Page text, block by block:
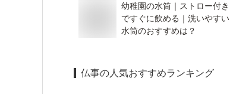
幼稚園の水筒｜ストロー付き
ですぐに飲める｜洗いやすい
水筒のおすすめは？
仏事の人気おすすめランキング